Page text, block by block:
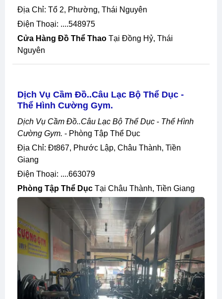
Địa Chỉ: Tổ 2, Phường, Thái Nguyên
Điện Thoại: ....548975
Cửa Hàng Đồ Thể Thao Tại Đồng Hỷ, Thái
Nguyên
Dịch Vụ Cầm Đồ..câu Lạc Bộ Thể Dục -
Thể Hình Cường Gym.
Dịch Vụ Cầm Đồ..câu Lạc Bộ Thể Dục - Thể Hình
Cường Gym. - Phòng Tập Thể Dục
Địa Chỉ: Đt867, Phước Lập, Châu Thành, Tiền
Giang
Điện Thoại: ....663079
Phòng Tập Thể Dục Tại Châu Thành, Tiền Giang